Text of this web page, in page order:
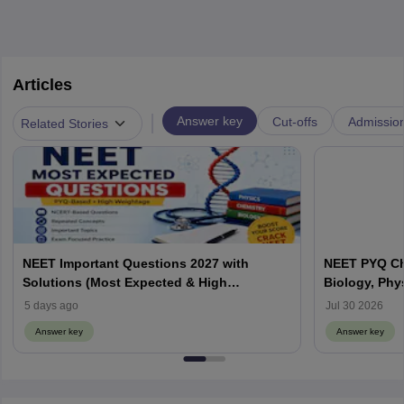
Articles
Related Stories Answer key Cut-offs
NEET Important Questions 2027 with
Solutions (Most Expected & High
Weightage)
5 days ago
Answer key
NEET PYQ
Biology,
Jul 30 2026
Answer key